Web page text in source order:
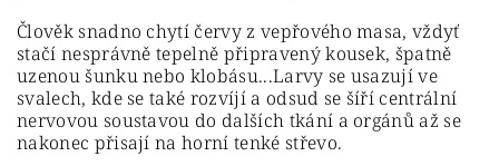
Člověk snadno chytí červy z vepřového masa, vždyť
stačí nesprávně tepelně připravený kousek, špatně
uzenou šunku nebo klobásu...Larvy se usazují ve
svalech, kde se také rozvíjí a odsud se šíří centrální
nervovou soustavou do dalších tkání a orgánů až se
nakonec přisají na horní tenké střevo.